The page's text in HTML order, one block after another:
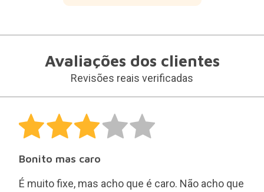
Avaliações dos clientes
Revisões reais verificadas
Bonito mas caro
É muito fixe, mas acho que é caro. Não acho que